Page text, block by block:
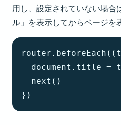
用し、設定されていない場合
ル」を表示してからページを
document.title =
  next()
})